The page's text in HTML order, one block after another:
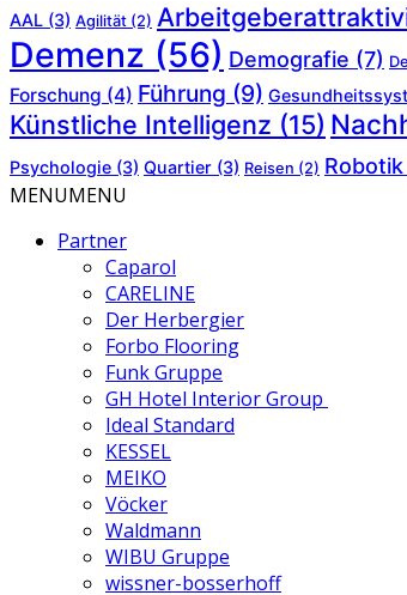
AAL (3) Agilität (2)
Demenz (56) Demografie (7)
Forschung (4) Führung (9)
Künstliche Intelligenz (15)
Psychologie (3) Quartier (3) Reisen (2) Robotik
MENUMENU
Partner
Caparol
CARELINE
Der Herbergier
Forbo Flooring
Funk Gruppe
GH Hotel Interior Group
Ideal Standard
KESSEL
MEIKO
Vöcker
Waldmann
WIBU Gruppe
wissner-bosserhoff